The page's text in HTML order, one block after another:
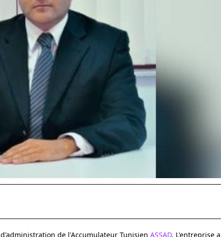
de l'Accumulateur Tunisien ASSAD. L'entreprise a